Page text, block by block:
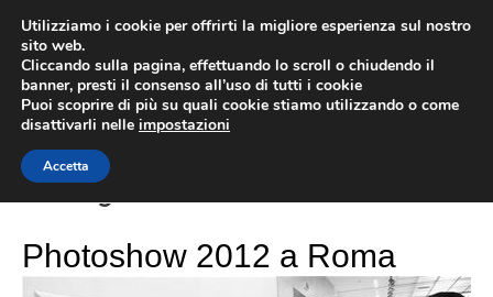
contenuto
sony
Photoshow 2012 a Roma
Utilizziamo i cookie per offrirti la migliore esperienza sul nostro
sito web.
Cliccando sulla pagina, effettuando lo scroll o chiudendo il
banner, presti il consenso all’uso di tutti i cookie
Puoi scoprire di più su quali cookie stiamo utilizzando o come
disattivarli nelle impostazioni
Accetta